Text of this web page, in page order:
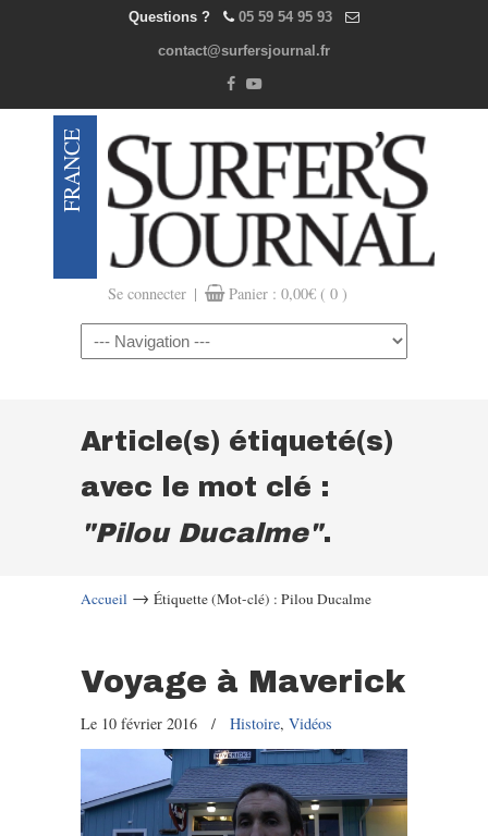
Questions ? 05 59 54 95 93
contact@surfersjournal.fr
Se connecter | Panier : 0,00€ ( 0 )
Navigation
Article(s) étiqueté(s)
avec le mot clé :
"Pilou Ducalme".
Accueil → Étiquette (Mot-clé) : Pilou Ducalme
Voyage à Maverick
Le 10 février 2016 / Histoire, Vidéos